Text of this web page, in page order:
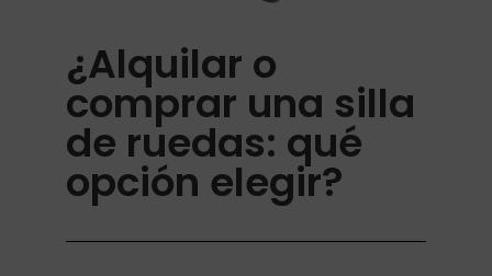
¿Alquilar o
comprar una silla
de ruedas: qué
opción elegir?